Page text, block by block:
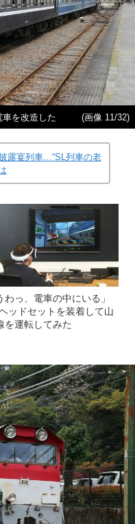
を改造した (画像 11/32)
露宴列車…“SL列車の老
わっ、電車の中にいる」
ッドセットを装着して山
を運転してみた